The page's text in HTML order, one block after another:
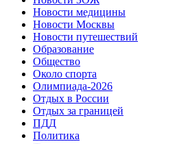
Новости медицины
Новости Москвы
Новости путешествий
Образование
Общество
Около спорта
Олимпиада-2026
Отдых в России
Отдых за границей
ПДД
Политика